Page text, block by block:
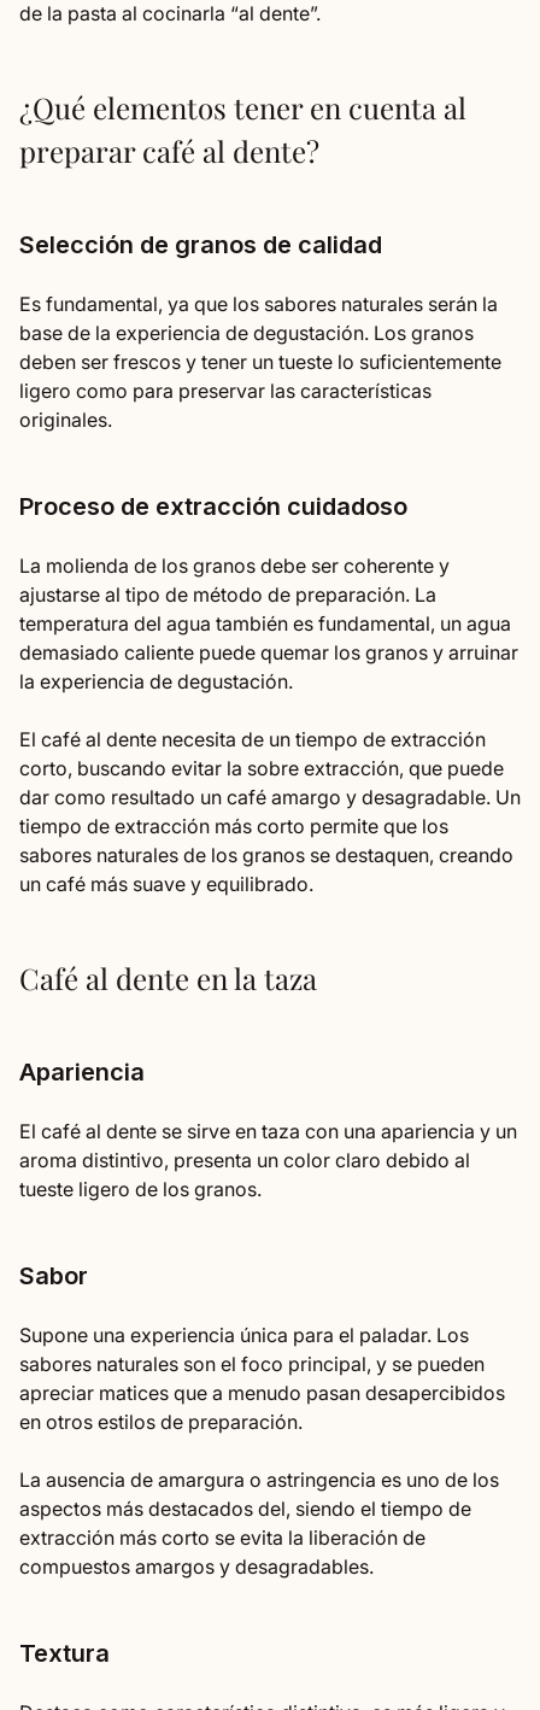
de la pasta al cocinarla “al dente”.
¿Qué elementos tener en cuenta al
preparar café al dente?
Selección de granos de calidad
Es fundamental, ya que los sabores naturales serán la
base de la experiencia de degustación. Los granos
deben ser frescos y tener un tueste lo suficientemente
ligero como para preservar las características
originales.
Proceso de extracción cuidadoso
La molienda de los granos debe ser coherente y
ajustarse al tipo de método de preparación. La
temperatura del agua también es fundamental, un agua
demasiado caliente puede quemar los granos y arruinar
la experiencia de degustación.
El café al dente necesita de un tiempo de extracción
corto, buscando evitar la sobre extracción, que puede
dar como resultado un café amargo y desagradable. Un
tiempo de extracción más corto permite que los
sabores naturales de los granos se destaquen, creando
un café más suave y equilibrado.
Café al dente en la taza
Apariencia
El café al dente se sirve en taza con una apariencia y un
aroma distintivo, presenta un color claro debido al
tueste ligero de los granos.
Sabor
Supone una experiencia única para el paladar. Los
sabores naturales son el foco principal, y se pueden
apreciar matices que a menudo pasan desapercibidos
en otros estilos de preparación.
La ausencia de amargura o astringencia es uno de los
aspectos más destacados del, siendo el tiempo de
extracción más corto se evita la liberación de
compuestos amargos y desagradables.
Textura